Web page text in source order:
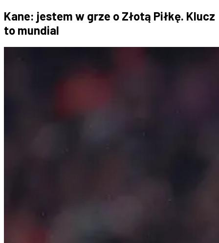
Kane: jestem w grze o Złotą Piłkę. Klucz
to mundial